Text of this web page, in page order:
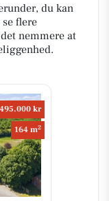
du kan
flere
nemmere at
kr
164 m2